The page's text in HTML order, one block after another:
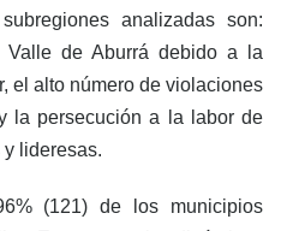
analizadas son:
Valle de Aburrá debido a la
el alto número de violaciones
la persecución a la labor de
y lideresas.
(121) de los municipios